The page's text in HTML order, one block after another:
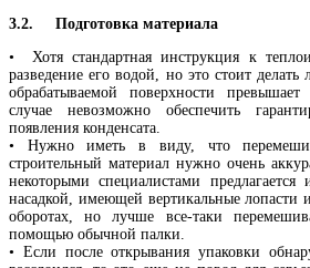
3.2. Подготовка материала
• Хотя стандартная инструкция к
разведение его водой, но это стоит делать
обрабатываемой поверхности
случае невозможно обеспечить
появления конденсата.
• Нужно иметь в виду, что
строительный материал нужно очень
некоторыми специалистами предлагается
насадкой, имеющей вертикальные
оборотах, но лучше все-таки
помощью обычной палки.
• Если после открывания упаковки